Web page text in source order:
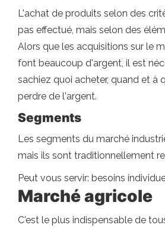
L'achat de produits selon des
pas effectué, mais selon des
Alors que les acquisitions sur le
font beaucoup d'argent, il est
sachiez quoi acheter, quand et à
perdre de l'argent.
Segments
Les segments du marché
mais ils sont traditionnellement
Peut vous servir: besoins
Marché agricole
C'est le plus indispensable de